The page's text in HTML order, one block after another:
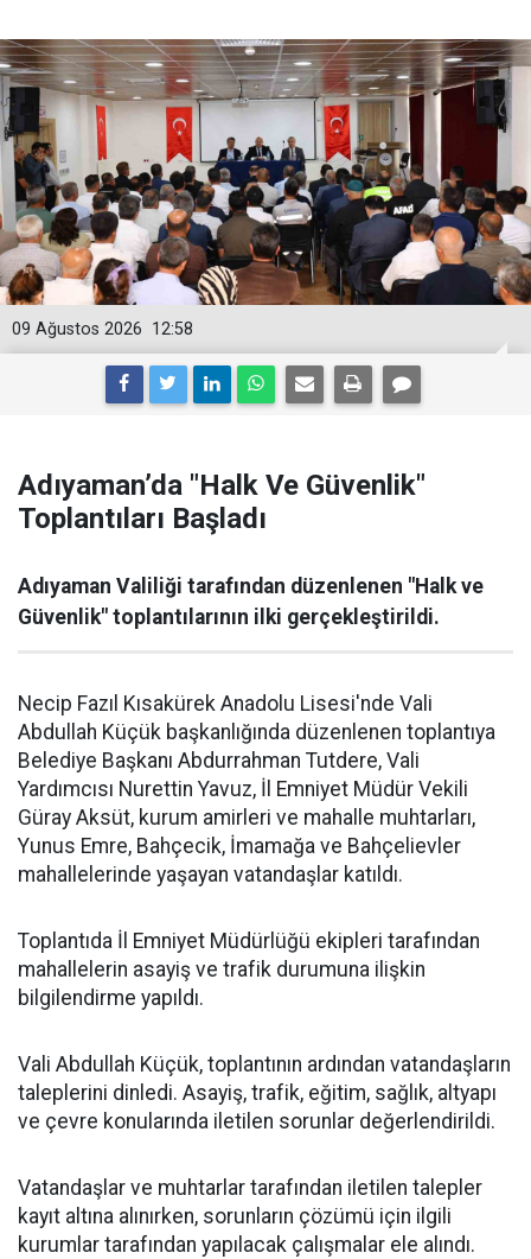
12:58
09 Ağustos 2026
Adıyaman’da "Halk Ve Güvenlik"
Toplantıları Başladı
Adıyaman Valiliği tarafından düzenlenen "Halk ve
Güvenlik" toplantılarının ilki gerçekleştirildi.
Necip Fazıl Kısakürek Anadolu Lisesi'nde Vali
Abdullah Küçük başkanlığında düzenlenen toplantıya
Belediye Başkanı Abdurrahman Tutdere, Vali
Yardımcısı Nurettin Yavuz, İl Emniyet Müdür Vekili
Güray Aksüt, kurum amirleri ve mahalle muhtarları,
Yunus Emre, Bahçecik, İmamağa ve Bahçelievler
mahallelerinde yaşayan vatandaşlar katıldı.
Toplantıda İl Emniyet Müdürlüğü ekipleri tarafından
mahallelerin asayiş ve trafik durumuna ilişkin
bilgilendirme yapıldı.
Vali Abdullah Küçük, toplantının ardından vatandaşların
taleplerini dinledi. Asayiş, trafik, eğitim, sağlık, altyapı
ve çevre konularında iletilen sorunlar değerlendirildi.
Vatandaşlar ve muhtarlar tarafından iletilen talepler
kayıt altına alınırken, sorunların çözümü için ilgili
kurumlar tarafından yapılacak çalışmalar ele alındı.